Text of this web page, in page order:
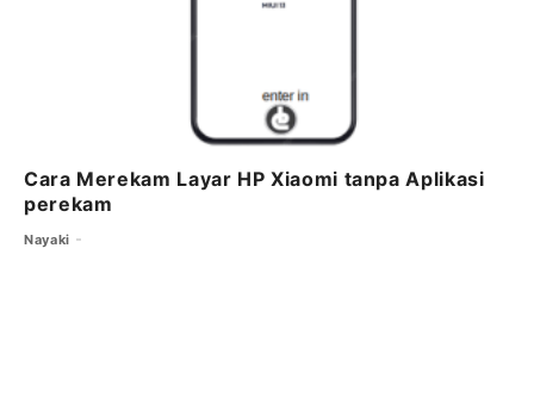
Cara Merekam Layar HP Xiaomi tanpa Aplikasi
perekam
Nayaki